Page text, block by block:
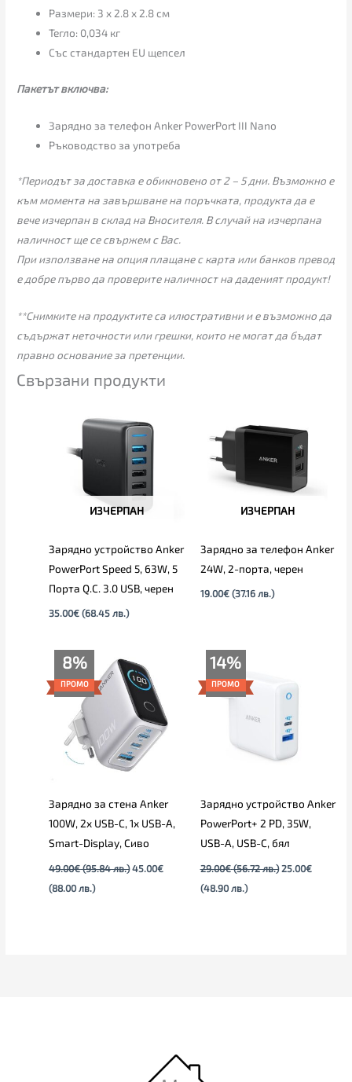
Размери: 3 x 2.8 x 2.8 см
Тегло: 0,034 кг
Със стандартен ЕU щепсел
Пакетът включва:
Зарядно за телефон Anker PowerPort III Nano
Ръководство за употреба
*Периодът за доставка е обикновено от 2 – 5 дни. Възможно е
към момента на завършване на поръчката, продукта да е
вече изчерпан в склад на Вносителя. В случай на изчерпана
наличност ще се свържем с Вас.
При използване на опция плащане с карта или банков превод
е добре първо да проверите наличност на даденият продукт!
**Снимките на продуктите са илюстративни и е възможно да
съдържат неточности или грешки, които не могат да бъдат
правно основание за претенции.
Свързани продукти
ИЗЧЕРПАН
Зарядно устройство Anker
PowerPort Speed 5, 63W, 5
Порта Q.C. 3.0 USB, черен
35.00€ (68.45 лв.)
ИЗЧЕРПАН
Зарядно за телефон Anker
24W, 2-порта, черен
19.00€ (37.16 лв.)
8%
ПРОМО
Зарядно за стена Anker
100W, 2x USB-C, 1x USB-A,
Smart-Display, Сиво
49.00€ (95.84 лв.)
price
was:
49.00€
(95.84
лв.).
45.00€
(88.00 лв.)
цена
е:
45.00€
14%
ПРОМО
Зарядно устройство Anker
PowerPort+ 2 PD, 35W,
USB-A, USB-C, бял
29.00€ (56.72 лв.)
29.00€
лв.).
25.00€
(48.90 лв.)
е:
25.00€
лв.).